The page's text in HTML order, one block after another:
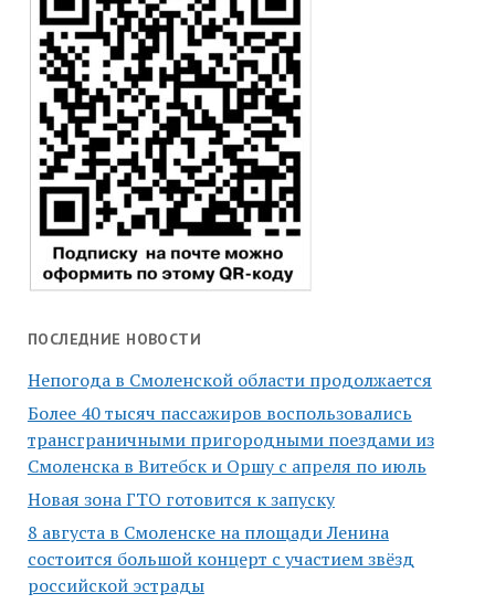
ПОСЛЕДНИЕ НОВОСТИ
Непогода в Смоленской области продолжается
Более 40 тысяч пассажиров воспользовались
трансграничными пригородными поездами из
Смоленска в Витебск и Оршу с апреля по июль
Новая зона ГТО готовится к запуску
8 августа в Смоленске на площади Ленина
состоится большой концерт с участием звёзд
российской эстрады